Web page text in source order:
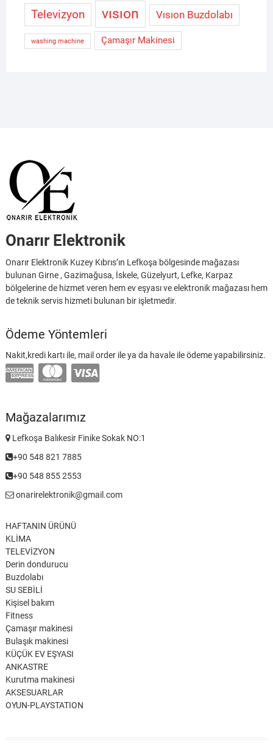
Televizyon vısıon Vısıon Buzdolabı
washing machine Çamaşır Makinesi
Onarır Elektronik
Onarır Elektronik Kuzey Kıbrıs’ın Lefkoşa bölgesinde mağazası
bulunan Girne , Gazimağusa, İskele, Güzelyurt, Lefke, Karpaz
bölgelerine de hizmet veren hem ev eşyası ve elektronik mağazası hem
de teknik servis hizmeti bulunan bir işletmedir.
Ödeme Yöntemleri
Nakit,kredi kartı ile, mail order ile ya da havale ile ödeme yapabilirsiniz.
Mağazalarımız
Lefkoşa Balıkesir Finike Sokak NO:1
+90 548 821 7885
+90 548 855 2553
onarirelektronik@gmail.com
HAFTANIN ÜRÜNÜ
KLİMA
TELEVİZYON
Derin dondurucu
Buzdolabı
SU SEBİLİ
Kişisel bakım
Fitness
Çamaşır makinesi
Bulaşık makinesi
KÜÇÜK EV EŞYASI
ANKASTRE
Kurutma makinesi
AKSESUARLAR
OYUN-PLAYSTATION